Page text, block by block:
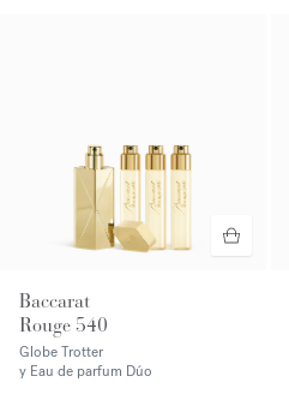
Baccarat
Rouge 540
Globe Trotter
y Eau de parfum Dúo